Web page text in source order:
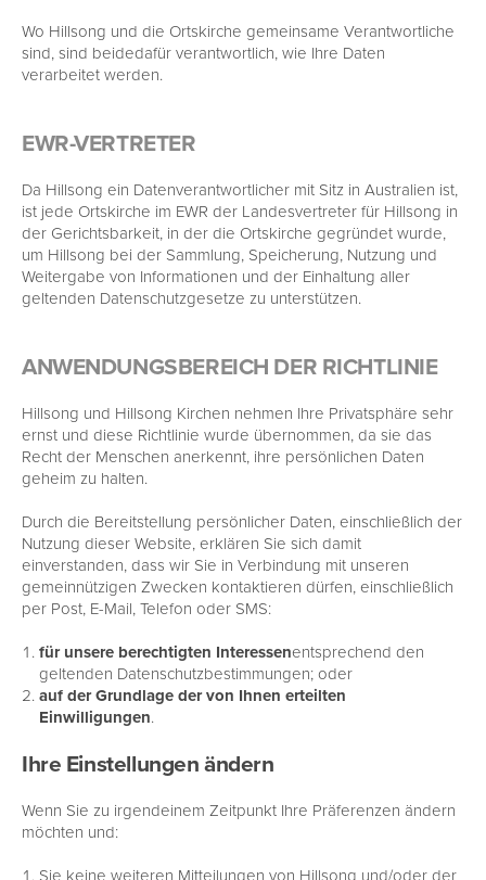
Wo Hillsong und die Ortskirche gemeinsame Verantwortliche
sind, sind beidedafür verantwortlich, wie Ihre Daten
verarbeitet werden.
EWR-VERTRETER
Da Hillsong ein Datenverantwortlicher mit Sitz in Australien ist,
ist jede Ortskirche im EWR der Landesvertreter für Hillsong in
der Gerichtsbarkeit, in der die Ortskirche gegründet wurde,
um Hillsong bei der Sammlung, Speicherung, Nutzung und
Weitergabe von Informationen und der Einhaltung aller
geltenden Datenschutzgesetze zu unterstützen.
ANWENDUNGSBEREICH DER RICHTLINIE
Hillsong und Hillsong Kirchen nehmen Ihre Privatsphäre sehr
ernst und diese Richtlinie wurde übernommen, da sie das
Recht der Menschen anerkennt, ihre persönlichen Daten
geheim zu halten.
Durch die Bereitstellung persönlicher Daten, einschließlich der
Nutzung dieser Website, erklären Sie sich damit
einverstanden, dass wir Sie in Verbindung mit unseren
gemeinnützigen Zwecken kontaktieren dürfen, einschließlich
per Post, E-Mail, Telefon oder SMS:
für unsere berechtigten Interessenentsprechend den
geltenden Datenschutzbestimmungen; oder
auf der Grundlage der von Ihnen erteilten
Einwilligungen.
Ihre Einstellungen ändern
Wenn Sie zu irgendeinem Zeitpunkt Ihre Präferenzen ändern
möchten und:
Sie keine weiteren Mitteilungen von Hillsong und/oder der